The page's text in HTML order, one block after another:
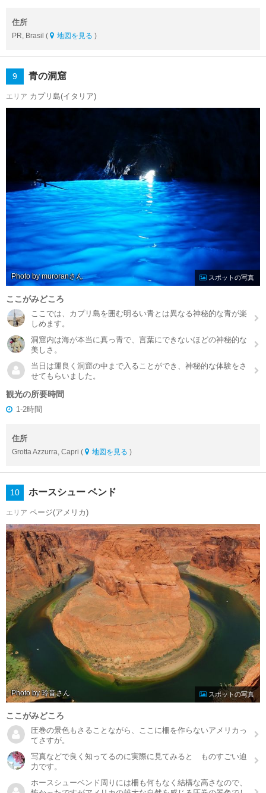
住所
PR, Brasil ( 地図を見る )
9 青の洞窟
エリア カプリ島(イタリア)
Photo by muroran スポットの写真
ここがみどころ
ここでは、カプリ島を囲む明るい青とは異なる神秘的な青が楽
しめます。
洞窟内は海が本当に真っ青で、言葉にできないほどの神秘的な
美しさ。
当日は運良く洞窟の中まで入ることができ、神秘的な体験をさ
せてもらいました。
観光の所要時間
1-2時間
住所
Grotta Azzurra, Capri ( 地図を見る )
10 ホースシュー ベンド
エリア ページ(アメリカ)
Photo by 玲音 スポットの写真
ここがみどころ
圧巻の景色もさることながら、ここに柵を作らないアメリカっ
てさすが。
写真などで良く知ってるのに実際に見てみると ものすごい迫
力です。
ホースシューベンド周りには柵も何もなく結構な高さなので、